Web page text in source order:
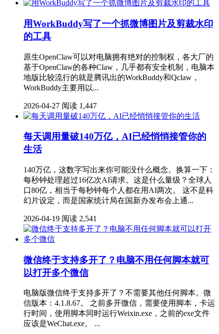
用WorkBuddy写了一个抓微博图片及剪裁水印
的工具
原生OpenClaw可以对电脑拥有绝对的控制权，各大厂的
基于OpenClaw的各种Claw，几乎都有安全机制，电脑本
地版比较流行的就是腾讯出的WorkBuddy和Qclaw，
WorkBuddy主要用以...
2026-04-27 阅读 1,447
每天调用量破140万亿，AI已经悄悄接管你的
生活
140万亿，这数字写出来你可能没什么概念。换算一下：
每秒钟处理超过16亿次AI请求。这是什么量级？全球人
口80亿，相当于每秒钟每个人都在用AI两次。 这不是科
幻片设定，而是国家统计局在国新办发布会上通...
2026-04-19 阅读 2,541
微信终于支持多开了？电脑不用任何脚本就可
以打开多个微信
电脑版微信终于支持多开了？不需要其他任何脚本。微
信版本：4.1.8.67。 之前多开微信，需要使用脚本，卡运
行时间，使用脚本同时运行Weixin.exe，之前的exe文件
应该是WeChat.exe。 ...